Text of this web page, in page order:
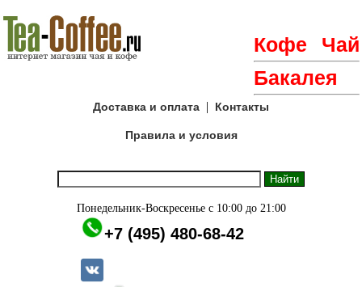
Кофе
Чай
Бакалея
Доставка и оплата | Контакты
Правила и условия
Понедельник-Воскресенье с 10:00 до 21:00
+7 (495) 480-68-42